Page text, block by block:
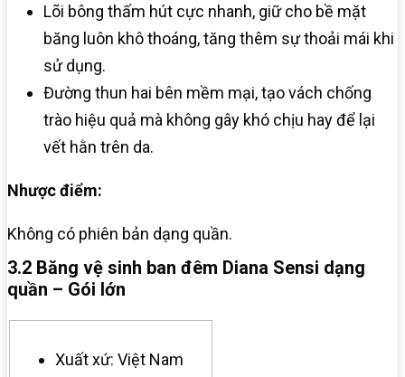
Lõi bông thấm hút cực nhanh, giữ cho bề mặt
băng luôn khô thoáng, tăng thêm sự thoải mái khi
sử dụng.
Đường thun hai bên mềm mại, tạo vách chống
trào hiệu quả mà không gây khó chịu hay để lại
vết hằn trên da.
Nhược điểm:
Không có phiên bản dạng quần.
3.2 Băng vệ sinh ban đêm Diana Sensi dạng
quần – Gói lớn
Xuất xứ: Việt Nam